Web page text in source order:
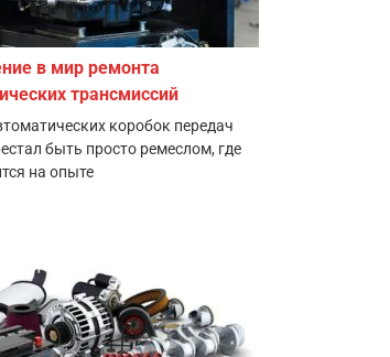
в мир ремонта
трансмиссий
коробок передач
быть просто ремеслом, где
на опыте